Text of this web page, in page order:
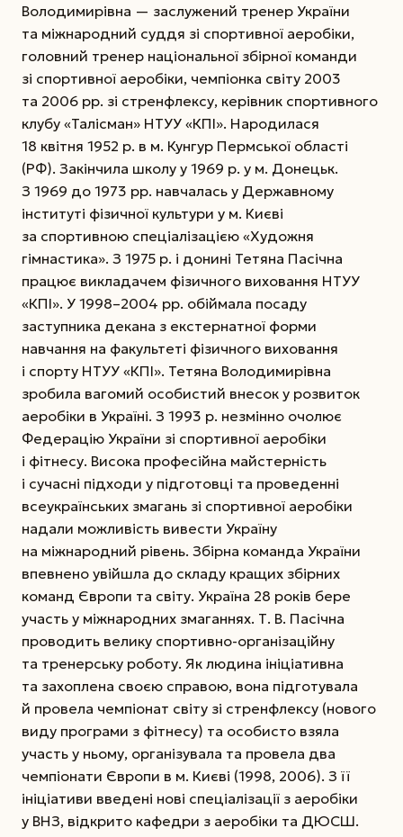
Володимирівна — заслужений тренер України
та міжнародний суддя зі спортивної аеробіки,
головний тренер національної збірної команди
зі спортивної аеробіки, чемпіонка світу 2003
та 2006 рр. зі стренфлексу, керівник спортивного
клубу «Талісман» НТУУ «КПІ». Народилася
18 квітня 1952 р. в м. Кунгур Пермської області
(РФ). Закінчила школу у 1969 р. у м. Донецьк.
З 1969 до 1973 рр. навча­лась у Державному
інституті фізичної культури у м. Києві
за спортивною спеціалізацією «Художня
гімнастика». З 1975 р. і донині Тетяна Пасічна
працює викладачем фізичного виховання НТУУ
«КПІ». У 1998–2004 рр. обіймала посаду
заступника декана з екстернатної форми
навчання на факультеті фізичного виховання
і спорту НТУУ «КПІ». Тетяна Володимирівна
зробила вагомий особистий внесок у розвиток
аеробіки в Україні. З 1993 р. незмінно очолює
Федерацію України зі спортивної аеробіки
і фітнесу. Висока професійна майстерність
і сучасні підходи у підготовці та проведенні
всеукраїнських змагань зі спортивної аеробіки
надали можливість вивести Україну
на міжнародний рівень. Збірна команда України
впевнено увійшла до складу кращих збірних
команд Європи та світу. Україна 28 років бере
участь у міжнародних змаганнях. Т. В. Пасічна
проводить велику спортивно-організаційну
та тренерську роботу. Як людина ініціативна
та захоплена своєю справою, вона підготувала
й провела чемпіонат світу зі стренфлексу (нового
виду програми з фітнесу) та особисто взяла
участь у ньому, організувала та провела два
чемпіонати Європи в м. Києві (1998, 2006). З її
ініціативи введені нові спеціалізації з аеробіки
у ВНЗ, відкрито кафедри з аеробіки та ДЮСШ.